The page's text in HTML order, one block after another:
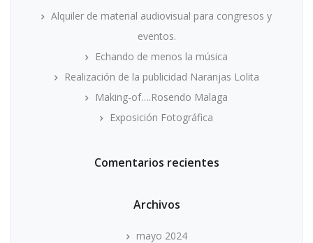
Alquiler de material audiovisual para congresos y
eventos.
Echando de menos la música
Realización de la publicidad Naranjas Lolita
Making-of….Rosendo Malaga
Exposición Fotográfica
Comentarios recientes
Archivos
mayo 2024